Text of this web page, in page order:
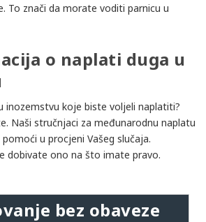
To znači da morate voditi parnicu u
o naplati duga u
inozemstvu koje biste voljeli naplatiti?
Naši stručnjaci za međunarodnu naplatu
u procjeni Vašeg slučaja.
dobivate ono na što imate pravo.
bez obaveze